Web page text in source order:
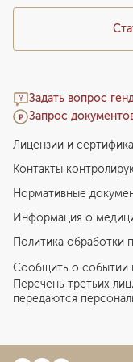
Задать вопрос
Запрос
Лицензии и
Контакты
Нормативные
Информация о
Политика обработки
Сообщить о событии
Перечень третьих
передаются